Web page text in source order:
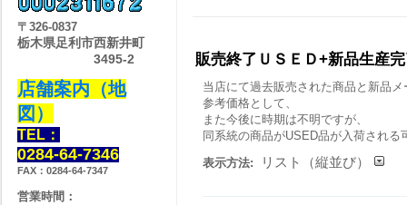
販売終了ＵＳＥＤ+新品生産
当店にて過去販売された商品と新品
参考価格として、
また今後に時期は不明ですが、
同系統の商品がUSED品が入荷される
表示方法:
リスト（縦並び）
〒 326-0837
栃木県足利市西新井町
3495-2
店舗案内（地
図）
TEL：
0284-64-7346
FAX：0284-64-7347
営業時間：